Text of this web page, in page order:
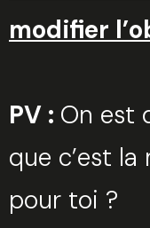
modifier
PV : On est
que c’est
pour toi ?